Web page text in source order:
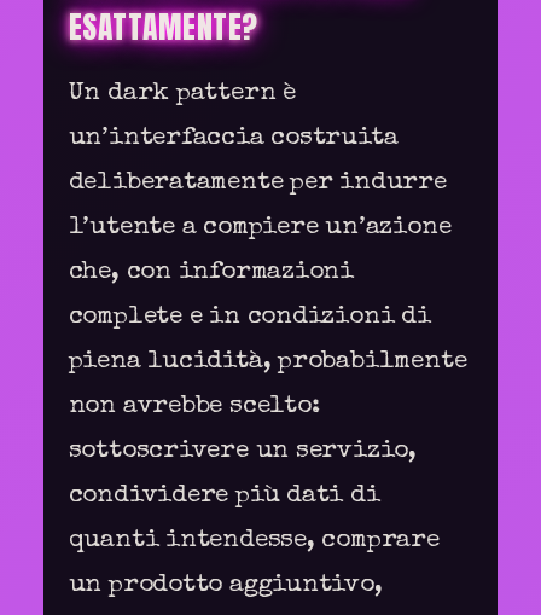
ESATTAMENTE?
Un dark pattern è
un’interfaccia costruita
deliberatamente per indurre
l’utente a compiere un’azione
che, con informazioni
complete e in condizioni di
piena lucidità, probabilmente
non avrebbe scelto:
sottoscrivere un servizio,
condividere più dati di
quanti intendesse, comprare
un prodotto aggiuntivo,